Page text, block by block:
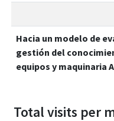
Hacia un modelo de
gestión del
equipos y maquinaria
Total visits per